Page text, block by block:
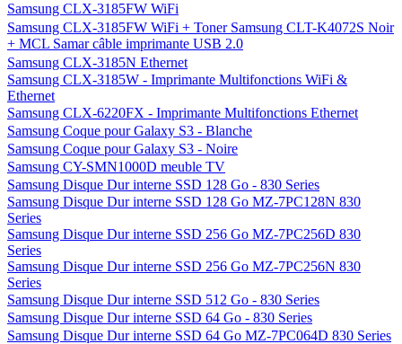
Samsung CLX-3185FW WiFi
Samsung CLX-3185FW WiFi + Toner Samsung CLT-K4072S Noir
+ MCL Samar câble imprimante USB 2.0
Samsung CLX-3185N Ethernet
Samsung CLX-3185W - Imprimante Multifonctions WiFi &
Ethernet
Samsung CLX-6220FX - Imprimante Multifonctions Ethernet
Samsung Coque pour Galaxy S3 - Blanche
Samsung Coque pour Galaxy S3 - Noire
Samsung CY-SMN1000D meuble TV
Samsung Disque Dur interne SSD 128 Go - 830 Series
Samsung Disque Dur interne SSD 128 Go MZ-7PC128N 830
Series
Samsung Disque Dur interne SSD 256 Go MZ-7PC256D 830
Series
Samsung Disque Dur interne SSD 256 Go MZ-7PC256N 830
Series
Samsung Disque Dur interne SSD 512 Go - 830 Series
Samsung Disque Dur interne SSD 64 Go - 830 Series
Samsung Disque Dur interne SSD 64 Go MZ-7PC064D 830 Series